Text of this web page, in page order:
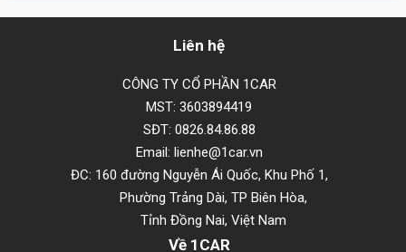
Liên hệ
CÔNG TY CỔ PHẦN 1CAR
MST: 3603894419
SĐT: 0826.84.86.88
Email: lienhe@1car.vn
ĐC: 160 đường Nguyễn Ái Quốc, Khu Phố 1,
Phường Trảng Dài, TP Biên Hòa,
Tỉnh Đồng Nai, Việt Nam
Về 1CAR